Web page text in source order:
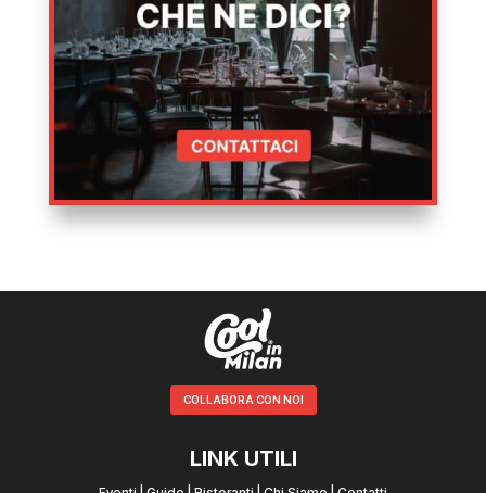
COLLABORA CON NOI
LINK UTILI